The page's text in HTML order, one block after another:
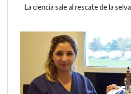
La ciencia sale al rescate de la